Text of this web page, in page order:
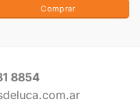
Comprar
8854